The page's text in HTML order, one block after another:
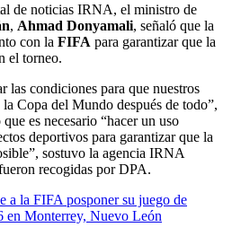
de noticias IRNA, el ministro de
, Ahmad Donyamali, señaló que la
con la FIFA para garantizar que la
el torneo.
las condiciones para que nuestros
Copa del Mundo después de todo”,
es necesario “hacer un uso
deportivos para garantizar que la
sostuvo la agencia IRNA
recogidas por DPA.
a la FIFA posponer su juego de
en Monterrey, Nuevo León